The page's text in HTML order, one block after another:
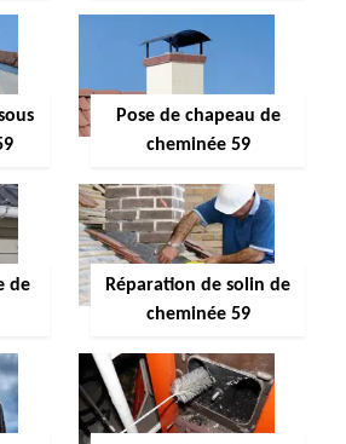
Pose de chapeau de
cheminée 59
de
Réparation de solin de
cheminée 59